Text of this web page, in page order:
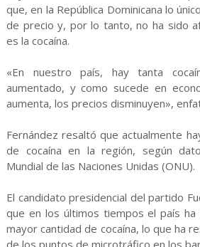
que, en la República Dominicana lo
de precio y, por lo tanto, no ha sido
es la cocaína.
«En nuestro país, hay tanta
aumentado, y como sucede en
aumenta, los precios disminuyen»,
Fernández resaltó que actualmente
de cocaína en la región, según
Mundial de las Naciones Unidas (ONU).
El candidato presidencial del partido
que en los últimos tiempos el país ha
mayor cantidad de cocaína, lo que ha
de los puntos de microtráfico en los